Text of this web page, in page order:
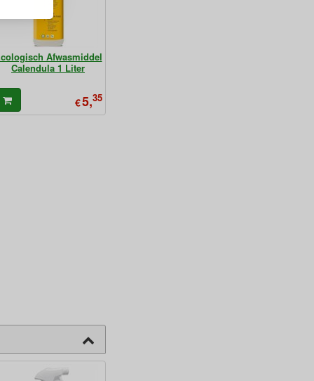
Afwasmiddel
Calendula 1 Liter
€5,35